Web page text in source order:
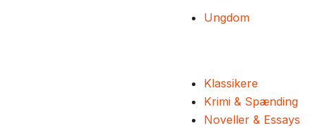
Ungdom
Klassikere
Krimi & Spænding
Noveller & Essays